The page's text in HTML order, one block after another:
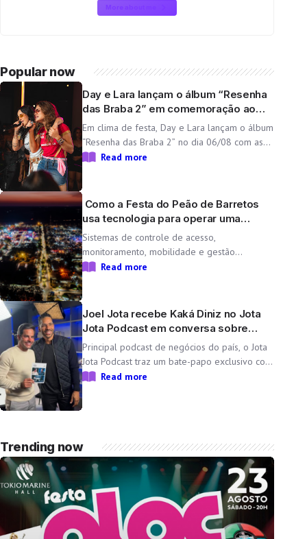
More about me
Popular now
Day e Lara lançam o álbum “Resenha
das Braba 2” em comemoração ao
aniversário da dupla
Em clima de festa, Day e Lara lançam o álbum
“Resenha das Braba 2” no dia 06/08 com as
inéditas “Lado Cachorra” e “Doeu em Mim” O
Read more
Como a Festa do Peão de Barretos
usa tecnologia para operar uma
cidade temporária
Sistemas de controle de acesso,
monitoramento, mobilidade e gestão
operacional ajudam a transformar o Parque
Peão de Barretos Durante 11 dias, o Parque
do Peão […]
Read more
Joel Jota recebe Kaká Diniz no Jota
Jota Podcast em conversa sobre
negócios e família
Principal podcast de negócios do país, o Jota
Jota Podcast traz um bate-papo exclusivo com
o empresário e CEO da Non Stop, que
v=mdZzgrZTxoU […]
Read more
Trending now